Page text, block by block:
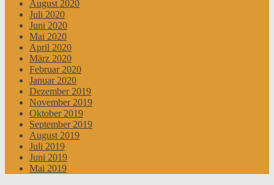
August 2020
Juli 2020
Juni 2020
Mai 2020
April 2020
März 2020
Februar 2020
Januar 2020
Dezember 2019
November 2019
Oktober 2019
September 2019
August 2019
Juli 2019
Juni 2019
Mai 2019